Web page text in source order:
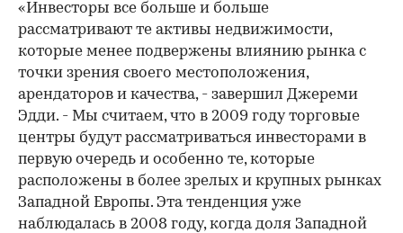
«Инвесторы все больше и больше
рассматривают те активы недвижимости,
которые менее подвержены влиянию рынка с
точки зрения своего местоположения,
арендаторов и качества, - завершил Джереми
Эдди. - Мы считаем, что в 2009 году торговые
центры будут рассматриваться инвесторами в
первую очередь и особенно те, которые
расположены в более зрелых и крупных рынках
Западной Европы. Эта тенденция уже
наблюдалась в 2008 году, когда доля Западной